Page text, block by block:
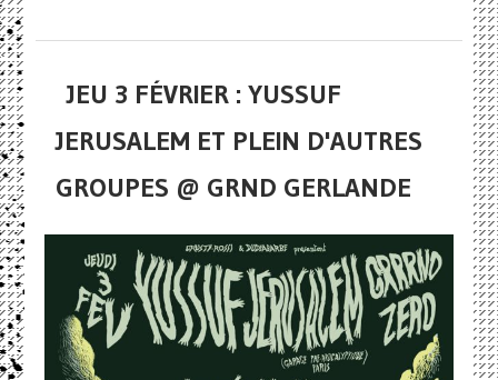
JEU 3 FÉVRIER : YUSSUF
JERUSALEM ET PLEIN D'AUTRES
GROUPES @ GRND GERLANDE